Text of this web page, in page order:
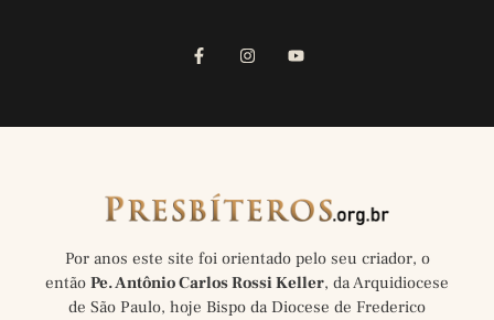
Por anos este site foi orientado pelo seu criador, o
então Pe. Antônio Carlos Rossi Keller, da Arquidiocese
de São Paulo, hoje Bispo da Diocese de Frederico